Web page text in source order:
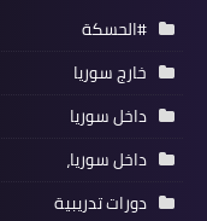
#الحسكة
خارج سوريا
داخل سوريا
داخل سوريا،
دورات تدريبية